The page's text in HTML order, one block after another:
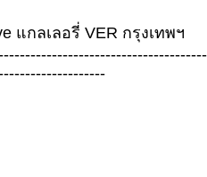
แกลเลอรี่ VER กรุงเทพฯ